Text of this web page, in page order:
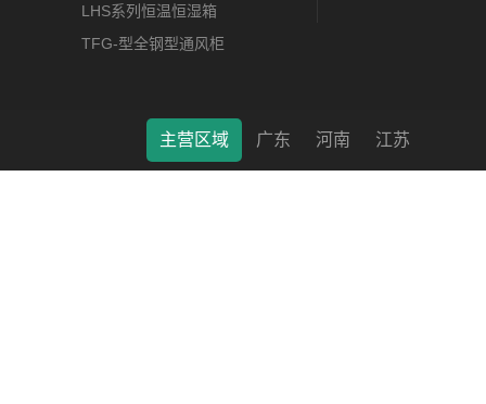
LHS系列恒温恒湿箱
TFG-型全钢型通风柜
莱特（南通）科学仪器有限公司 © 2022 版权所有 备案号
主营区域 广东 河南 江苏